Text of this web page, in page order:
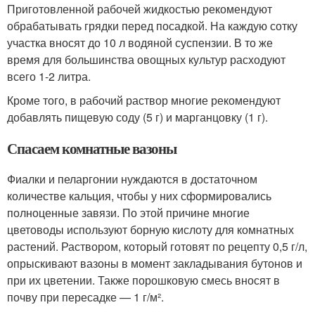
Приготовленной рабочей жидкостью рекомендуют
обрабатывать грядки перед посадкой. На каждую сотку
участка вносят до 10 л водяной суспензии. В то же
время для большинства овощных культур расходуют
всего 1-2 литра.
Кроме того, в рабочий раствор многие рекомендуют
добавлять пищевую соду (5 г) и марганцовку (1 г).
Спасаем комнатные вазоны
Фиалки и пеларгонии нуждаются в достаточном
количестве кальция, чтобы у них сформировались
полноценные завязи. По этой причине многие
цветоводы используют борную кислоту для комнатных
растений. Раствором, который готовят по рецепту 0,5 г/л,
опрыскивают вазоны в момент закладывания бутонов и
при их цветении. Также порошковую смесь вносят в
почву при пересадке — 1 г/м².